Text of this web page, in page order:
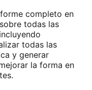
completo en
todas las
todas las
y generar
la forma en